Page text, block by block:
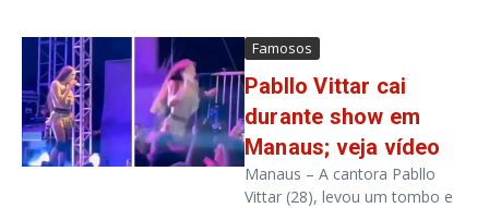
Famosos
Pabllo Vittar cai
durante show em
Manaus; veja vídeo
Manaus – A cantora Pabllo
Vittar (28), levou um tombo e